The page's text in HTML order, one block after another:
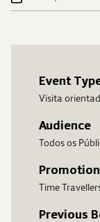
Event
Visita
Audience
Todos os
Promotion
Time
Previous